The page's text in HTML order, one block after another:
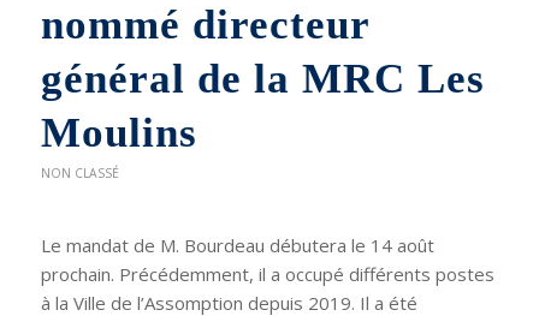
nommé directeur
général de la MRC Les
Moulins
NON CLASSÉ
Le mandat de M. Bourdeau débutera le 14 août
prochain. Précédemment, il a occupé différents postes
à la Ville de l’Assomption depuis 2019. Il a été